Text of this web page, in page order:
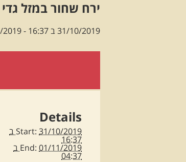
ירח שחור במזל גדי
31/10/2019 ב 16:37 -
01/11/
Details
Start: 31/10/2019 ב
16:37
End: 01/11/2019 ב
04:37